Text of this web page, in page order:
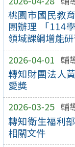
桃園市國民教
團辦理 「114
領域課綱增能研
2026-04-01 輔
轉知財團法人
愛獎
2026-03-25 輔
轉知衛生福利
相關文件